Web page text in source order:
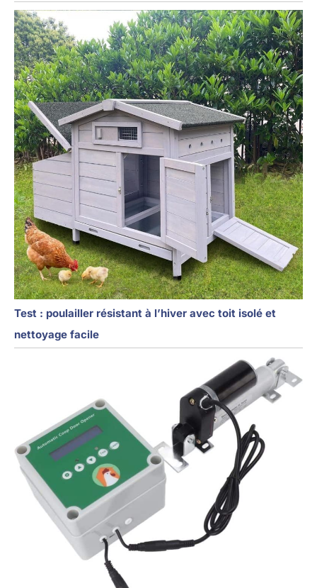
Test : poulailler résistant à l’hiver avec toit isolé et
nettoyage facile